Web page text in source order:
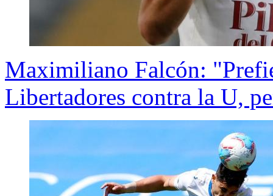
Maximiliano Falcón:
Libertadores contra la U,